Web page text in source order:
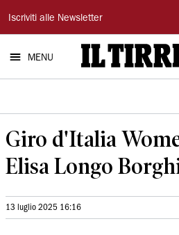
Il
Tirreno
Iscriviti alle Newsletter
MENU
Giro d'Italia
Elisa Longo
13 luglio 2025 16:16